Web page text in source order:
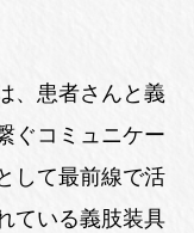
、患者さんと義
ぐコミュニケー
して最前線で活
ている義肢装具